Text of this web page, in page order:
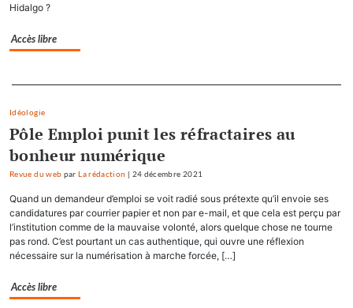
Hidalgo ?
Accès libre
Idéologie
Pôle Emploi punit les réfractaires au
bonheur numérique
Revue du web parLa rédaction | 24 décembre 2021
Quand un demandeur d’emploi se voit radié sous prétexte qu’il envoie ses
candidatures par courrier papier et non par e-mail, et que cela est perçu par
l’institution comme de la mauvaise volonté, alors quelque chose ne tourne
pas rond. C’est pourtant un cas authentique, qui ouvre une réflexion
nécessaire sur la numérisation à marche forcée, […]
Accès libre